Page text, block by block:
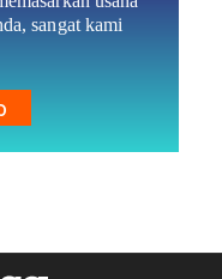
sangat kami